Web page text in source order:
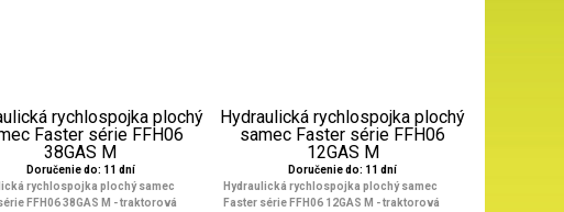
rychlospojka plochý
Faster série FFH06
38GAS M
Doručenie do: 11 dní
rychlospojka plochý samec
FFH06 38GAS M - traktorová
Hydraulická rychlospojka plochý
samec Faster série FFH06
12GAS M
Doručenie do: 11 dní
Hydraulická rychlospojka plochý samec
Faster série FFH06 12GAS M - traktorová